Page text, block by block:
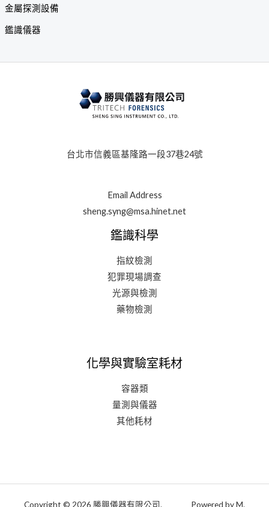
金屬探測設備
鑑識儀器
台北市信義區基隆路一段37巷24號
Email Address
sheng.syng@msa.hinet.net
鑑識科學
指紋檢測
犯罪現場調查
光源與檢測
藥物檢測
化學與實驗室耗材
容器類
量測與儀器
其他耗材
Copyright © 2026 勝興儀器有限公司. Powered by M.